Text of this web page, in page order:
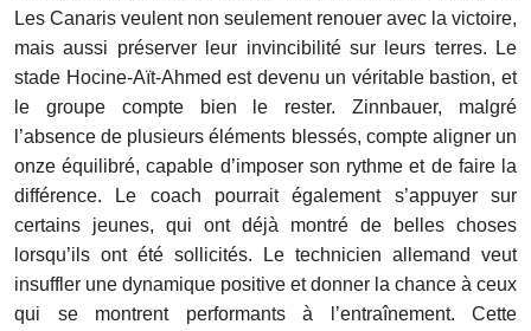
Les Canaris veulent non seulement renouer avec la victoire,
mais aussi préserver leur invincibilité sur leurs terres. Le
stade Hocine-Aït-Ahmed est devenu un véritable bastion, et
le groupe compte bien le rester. Zinnbauer, malgré
l’absence de plusieurs éléments blessés, compte aligner un
onze équilibré, capable d’imposer son rythme et de faire la
différence. Le coach pourrait également s’appuyer sur
certains jeunes, qui ont déjà montré de belles choses
lorsqu’ils ont été sollicités. Le technicien allemand veut
insuffler une dynamique positive et donner la chance à ceux
qui se montrent performants à l’entraînement. Cette